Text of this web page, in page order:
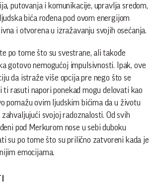
putovanja i komunikacije, upravlja sredom,
bića rođena pod ovom energijom
i otvorena u izražavanju svojih osećanja.
po tome što su svestrane, ali takođe
gotovo nemogućoj impulsivnosti. Ipak, ove
da istraže više opcija pre nego što se
ti rasuti napori ponekad mogu delovati kao
pomažu ovim ljudskim bićima da u životu
svojoj radoznalosti. Od svih
pod Merkurom nose u sebi duboku
su po tome što su prilično zatvoreni kada je
emocijama.